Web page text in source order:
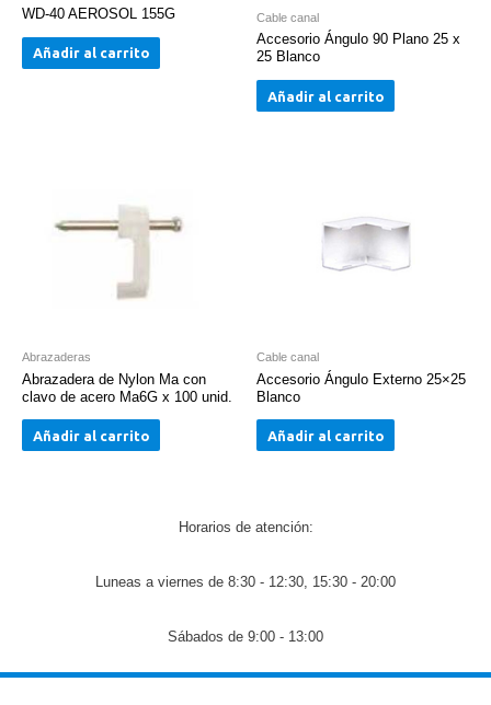
WD-40 AEROSOL 155G
Añadir al carrito
Cable canal
Accesorio Ángulo 90 Plano 25 x
25 Blanco
Añadir al carrito
Abrazaderas
Abrazadera de Nylon Ma con
clavo de acero Ma6G x 100 unid.
Añadir al carrito
Cable canal
Accesorio Ángulo Externo 25×25
Blanco
Añadir al carrito
Horarios de atención:
Luneas a viernes de 8:30 - 12:30, 15:30 - 20:00
Sábados de 9:00 - 13:00